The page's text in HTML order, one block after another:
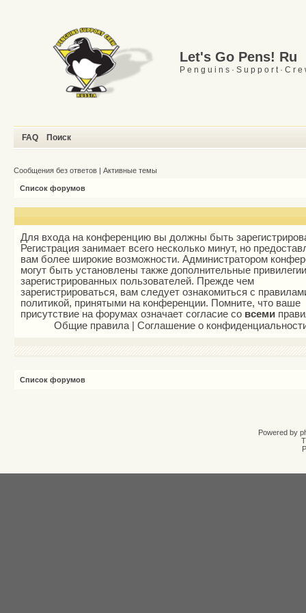
Let's Go Pens! Ru
P e n g u i n s · S u p p o r t · C r e
FAQ Поиск
Сообщения без ответов | Активные темы
Список форумов
Для входа на конференцию вы должны быть
Регистрация занимает всего несколько минут, но
вам более широкие возможности. Администратором
могут быть установлены также дополнительные
зарегистрированных пользователей. Прежде чем
зарегистрироваться, вам следует ознакомиться с
политикой, принятыми на конференции. Помните, что ваше
присутствие на форумах означает согласие со всеми
Общие правила| Соглашение о
Список форумов
Powered by